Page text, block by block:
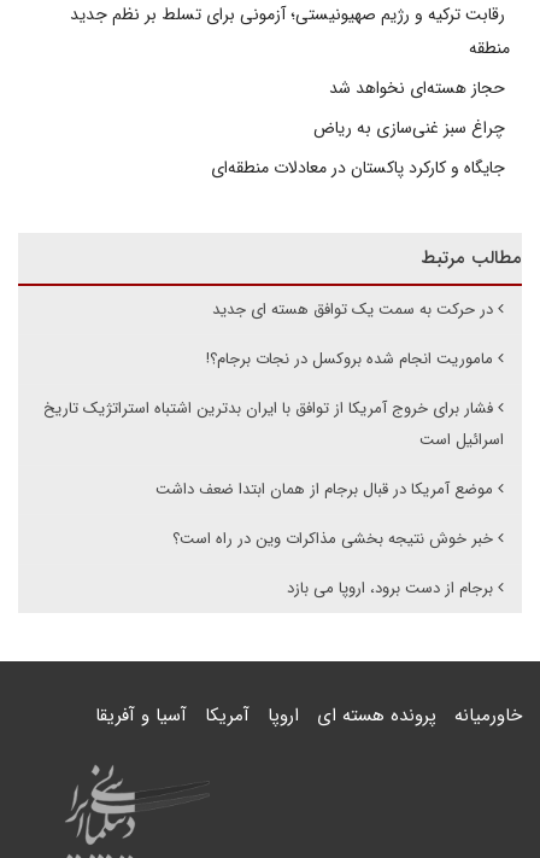
رقابت ترکیه و رژیم صهیونیستی؛ آزمونی برای تسلط بر نظم جدید
منطقه
حجاز هسته‌ای نخواهد شد
چراغ سبز غنی‌سازی به ریاض
جایگاه و کارکرد پاکستان در معادلات منطقه‌ای
مطالب مرتبط
در حرکت به سمت یک توافق هسته ای جدید
ماموریت انجام شده بروکسل در نجات برجام؟!
فشار برای خروج آمریکا از توافق با ایران بدترین اشتباه استراتژیک تاریخ
اسرائیل است
موضع آمریکا در قبال برجام از همان ابتدا ضعف داشت
خبر خوش نتیجه بخشی مذاکرات وین در راه است؟
برجام از دست برود، اروپا می بازد
خاورمیانه پرونده هسته ای اروپا آمریکا آسیا و آفریقا